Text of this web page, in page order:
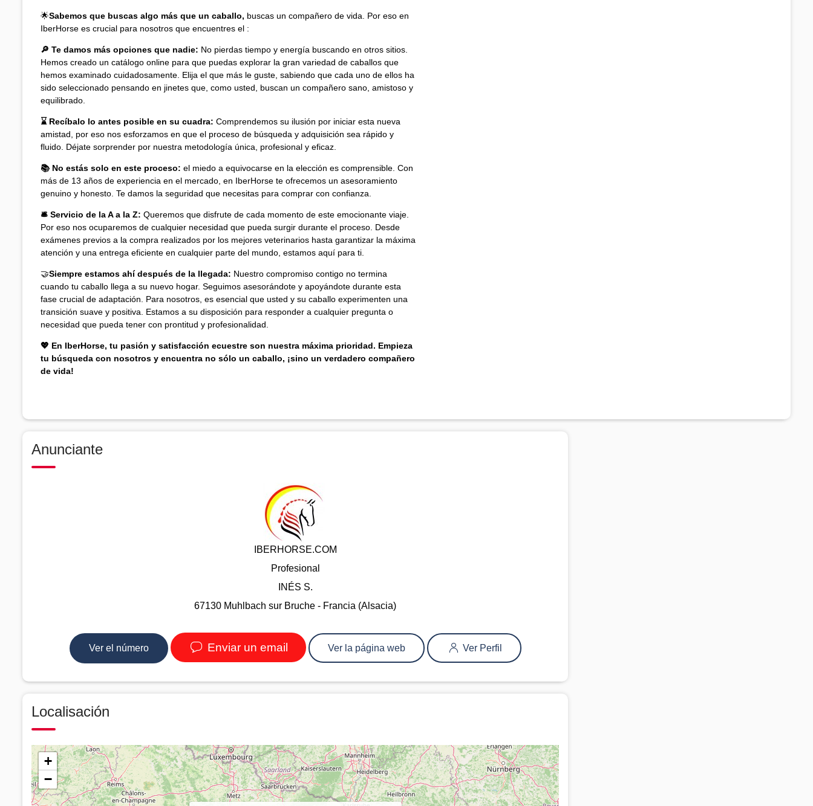
🌟Sabemos que buscas algo más que un caballo, buscas un compañero de vida. Por eso en
IberHorse es crucial para nosotros que encuentres el :
🔎 Te damos más opciones que nadie: No pierdas tiempo y energía buscando en otros sitios.
Hemos creado un catálogo online para que puedas explorar la gran variedad de caballos que
hemos examinado cuidadosamente. Elija el que más le guste, sabiendo que cada uno de ellos ha
sido seleccionado pensando en jinetes que, como usted, buscan un compañero sano, amistoso y
equilibrado.
⌛ Recíbalo lo antes posible en su cuadra: Comprendemos su ilusión por iniciar esta nueva
amistad, por eso nos esforzamos en que el proceso de búsqueda y adquisición sea rápido y
fluido. Déjate sorprender por nuestra metodología única, profesional y eficaz.
📚 No estás solo en este proceso: el miedo a equivocarse en la elección es comprensible. Con
más de 13 años de experiencia en el mercado, en IberHorse te ofrecemos un asesoramiento
genuino y honesto. Te damos la seguridad que necesitas para comprar con confianza.
🛎️ Servicio de la A a la Z: Queremos que disfrute de cada momento de este emocionante viaje.
Por eso nos ocuparemos de cualquier necesidad que pueda surgir durante el proceso. Desde
exámenes previos a la compra realizados por los mejores veterinarios hasta garantizar la máxima
atención y una entrega eficiente en cualquier parte del mundo, estamos aquí para ti.
🤝Siempre estamos ahí después de la llegada: Nuestro compromiso contigo no termina
cuando tu caballo llega a su nuevo hogar. Seguimos asesorándote y apoyándote durante esta
fase crucial de adaptación. Para nosotros, es esencial que usted y su caballo experimenten una
transición suave y positiva. Estamos a su disposición para responder a cualquier pregunta o
necesidad que pueda tener con prontitud y profesionalidad.
💖 En IberHorse, tu pasión y satisfacción ecuestre son nuestra máxima prioridad. Empieza
tu búsqueda con nosotros y encuentra no sólo un caballo, ¡sino un verdadero compañero
de vida!
Anunciante
IBERHORSE.COM
Profesional
INÉS S.
67130 Muhlbach sur Bruche - Francia (Alsacia)
Ver el número Enviar un email Ver la página web Ver Perfil
Localisación
+
−